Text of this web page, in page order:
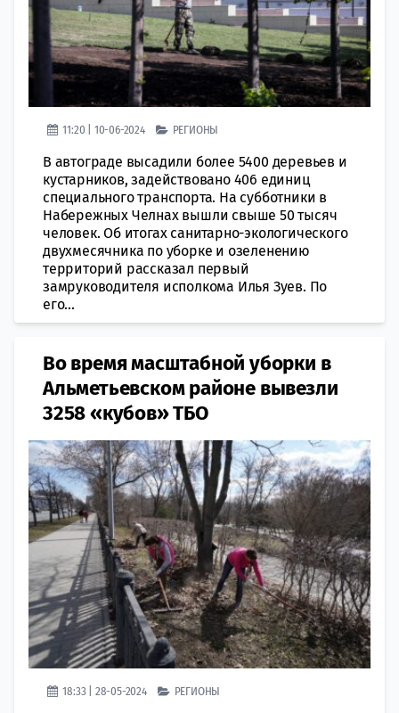
11:20 | 10-06-2024 РЕГИОНЫ
В автограде высадили более 5400 деревьев и
кустарников, задействовано 406 единиц
специального транспорта. На субботники в
Набережных Челнах вышли свыше 50 тысяч
человек. Об итогах санитарно-экологического
двухмесячника по уборке и озеленению
территорий рассказал первый
замруководителя исполкома Илья Зуев. По
его...
Во время масштабной уборки в
Альметьевском районе вывезли
3258 «кубов» ТБО
18:33 | 28-05-2024 РЕГИОНЫ